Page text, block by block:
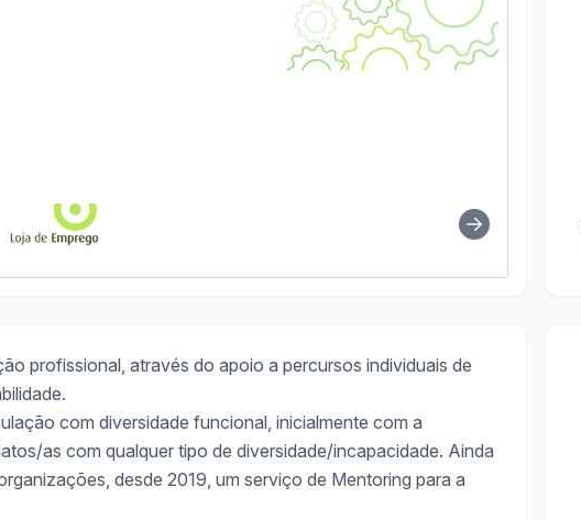
https://www.facebook.com/loja.emprego.
profissional, através do apoio a percursos individuais de
com diversidade funcional, inicialmente com a
as com qualquer tipo de diversidade/incapacidade. Ainda
desde 2019, um serviço de Mentoring para a